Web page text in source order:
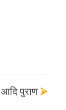
पुराण⮚